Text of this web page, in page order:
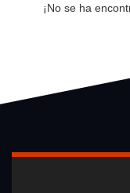
¡No se ha